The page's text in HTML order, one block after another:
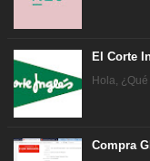
El Corte
Hola, ¿Qué
Compra